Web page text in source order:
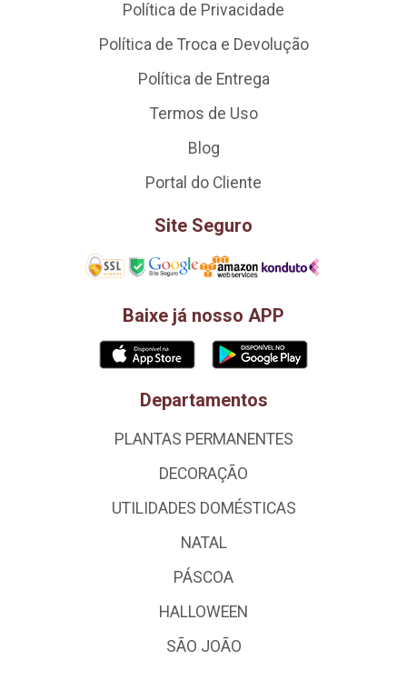
Política de Privacidade
Política de Troca e Devolução
Política de Entrega
Termos de Uso
Blog
Portal do Cliente
Site Seguro
Baixe já nosso APP
Departamentos
PLANTAS PERMANENTES
DECORAÇÃO
UTILIDADES DOMÉSTICAS
NATAL
PÁSCOA
HALLOWEEN
SÃO JOÃO